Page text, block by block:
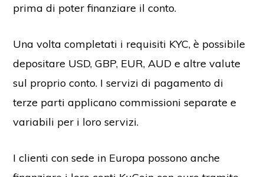
prima di poter finanziare il conto.
Una volta completati i requisiti KYC, è possibile
depositare USD, GBP, EUR, AUD e altre valute
sul proprio conto. I servizi di pagamento di
terze parti applicano commissioni separate e
variabili per i loro servizi.
I clienti con sede in Europa possono anche